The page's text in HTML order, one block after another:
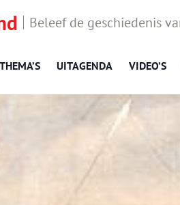
Beleef de geschiedenis
THEMA’S UITAGENDA VIDEO’S